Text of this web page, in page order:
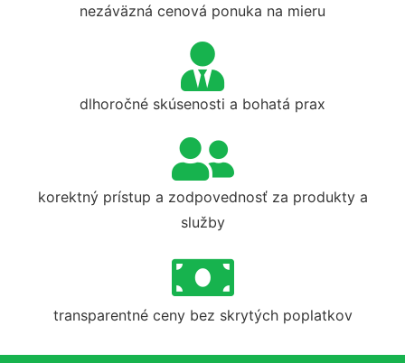
nezáväzná cenová ponuka na mieru
dlhoročné skúsenosti a bohatá prax
korektný prístup a zodpovednosť za produkty a
služby
transparentné ceny bez skrytých poplatkov